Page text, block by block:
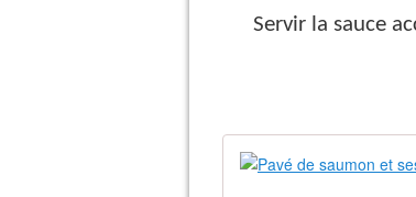
Servir la sauce